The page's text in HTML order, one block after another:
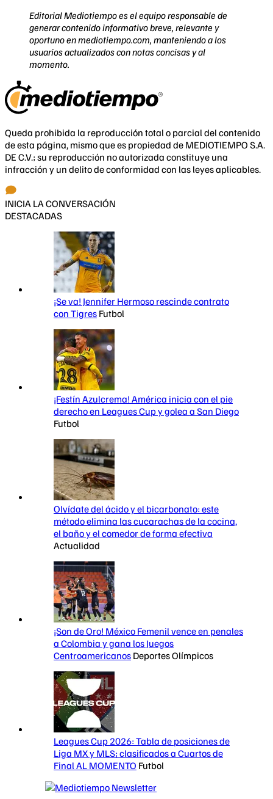
Editorial Mediotiempo es el equipo responsable de
generar contenido informativo breve, relevante y
oportuno en mediotiempo.com, manteniendo a los
usuarios actualizados con notas concisas y al
momento.
Queda prohibida la reproducción total o parcial del contenido
de esta página, mismo que es propiedad de MEDIOTIEMPO S.A.
DE C.V.; su reproducción no autorizada constituye una
infracción y un delito de conformidad con las leyes aplicables.
INICIA LA CONVERSACIÓN
DESTACADAS
¡Se va! Jennifer Hermoso rescinde contrato
con Tigres Futbol
¡Festín Azulcrema! América inicia con el pie
derecho en Leagues Cup y golea a San Diego
Futbol
Olvídate del ácido y el bicarbonato: este
método elimina las cucarachas de la cocina,
el baño y el comedor de forma efectiva
Actualidad
¡Son de Oro! México Femenil vence en penales
a Colombia y gana los Juegos
Centroamericanos Deportes Olímpicos
Leagues Cup 2026: Tabla de posiciones de
Liga MX y MLS; clasificados a Cuartos de
Final AL MOMENTO Futbol